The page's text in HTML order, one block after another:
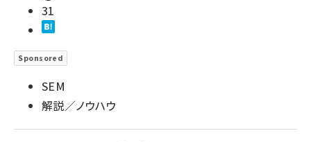
31
Sponsored
SEM
解説／ノウハウ